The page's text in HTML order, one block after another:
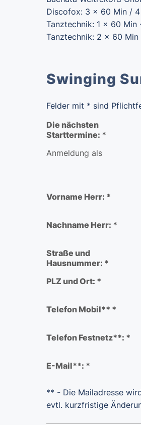
Discofox: 3 x 60 Min /
Tanztechnik: 1 x 60 Min
Tanztechnik: 2 x 60
Swinging
Felder mit * sind
Die nächsten
Starttermine: *
Anmeldung als
Vorname Herr: *
Nachname Herr: *
Straße und
Hausnummer: *
PLZ und Ort: *
Telefon Mobil** *
Telefon Festnetz**: *
E-Mail**: *
** - Die Mailadresse
evtl. kurzfristige